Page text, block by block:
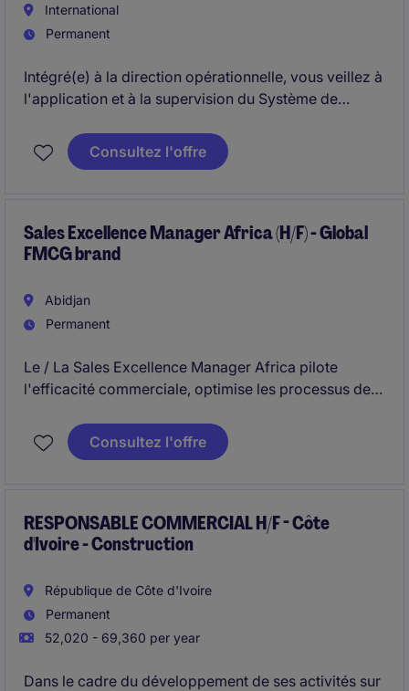
International
Permanent
Intégré(e) à la direction opérationnelle, vous veillez à
l'application et à la supervision du Système de
englobe plusieurs tâches majeures, couvrant entre
autres : la conception des procédés, la classification
modifications, l'évaluation des risques et l'analyse
des incidents.
Consultez l'offre
Sales Excellence Manager Africa (H/F) - Global
FMCG brand
Abidjan
Permanent
Le / La Sales Excellence Manager Africa pilote
l'efficacité commerciale, optimise les processus de
terrain. Véritable chef d'orchestre, il/elle coordonne
les équipes internes et les partenaires externes pour
performance, la rentabilité et la satisfaction client.
Consultez l'offre
RESPONSABLE COMMERCIAL H/F - Côte
d'Ivoire - Construction
République de Côte d'Ivoire
Permanent
52,020 - 69,360 per year
Dans le cadre du développement de ses activités sur